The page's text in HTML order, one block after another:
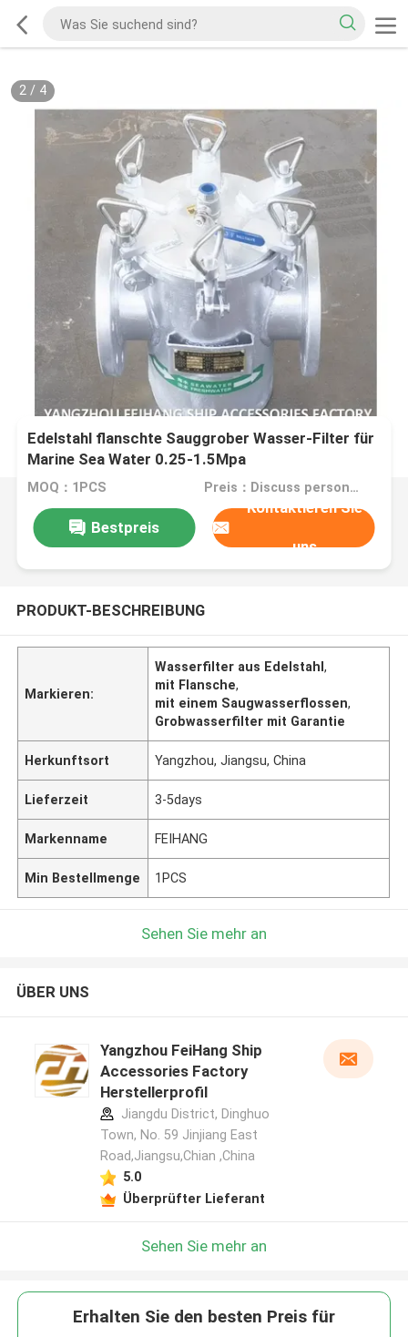
2/ 4
Edelstahl flanschte Sauggrober Wasser-Filter für
Marine Sea Water 0.25-1.5Mpa
MOQ：1PCS Preis：Discuss personally
Bestpreis
Kontaktieren Sie
uns
PRODUKT-BESCHREIBUNG
Markieren:
Wasserfilter aus Edelstahl,
mit Flansche,
mit einem Saugwasserflossen,
Grobwasserfilter mit Garantie
Herkunftsort Yangzhou, Jiangsu, China
Lieferzeit 3-5days
Markenname FEIHANG
Min Bestellmenge 1PCS
Sehen Sie mehr an
ÜBER UNS
Yangzhou FeiHang Ship
Accessories Factory
Herstellerprofil
Jiangdu District, Dinghuo
Town, No. 59 Jinjiang East
Road,Jiangsu,Chian ,China
5.0
Überprüfter Lieferant
Sehen Sie mehr an
Erhalten Sie den besten Preis für